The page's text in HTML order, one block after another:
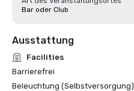
Bar oder Club
Ausstattung
Facilities
Barrierefrei
Beleuchtung (Selbstversorgung)